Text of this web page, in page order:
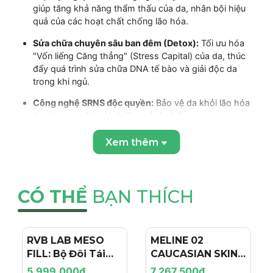
giúp tăng khả năng thẩm thấu của da, nhân bội hiệu
quả của các hoạt chất chống lão hóa.
Sửa chữa chuyên sâu ban đêm (Detox): Tối ưu hóa
"Vốn liếng Căng thẳng" (Stress Capital) của da, thúc
đẩy quá trình sửa chữa DNA tế bào và giải độc da
trong khi ngủ.
Công nghệ SRNS độc quyền: Bảo vệ da khỏi lão hóa
do stress, mệt mỏi, thiếu ngủ, ô nhiễm.
Kết cấu Booster siêu thẩm thấu:
Tinh chất mỏng
nhẹ, thấm ngay lập tức, hoạt động như một "booster"
Chống lão hóa toàn diện (Ngày & Đêm):
là "Night", serum được khuyên dùng cả Sáng (để bảo
vệ) và Tối (để sửa chữa), mang lại hiệu quả 24 giờ.
Thành phần chính và Công
dụng
Xem thêm
CÓ THỂ BẠN THÍCH
- 4%
RVB LAB MESO
FILL: Bộ Đôi Tái
Tạo & Nâng Cơ
MELINE 02
CAUCASIAN SKIN
DAY/NIGHT / BỘ